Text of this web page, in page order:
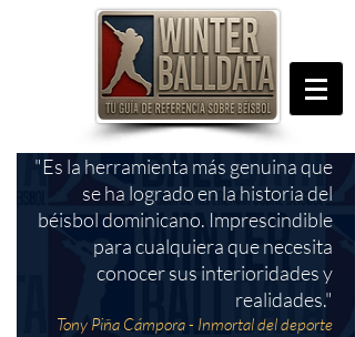
"Es la herramienta más genuina que
se ha logrado en la historia del
béisbol dominicano. Imprescindible
para cualquiera que necesita
conocer sus interioridades y
realidades."
Tony Piña Cámpora - Inmortal del deporte